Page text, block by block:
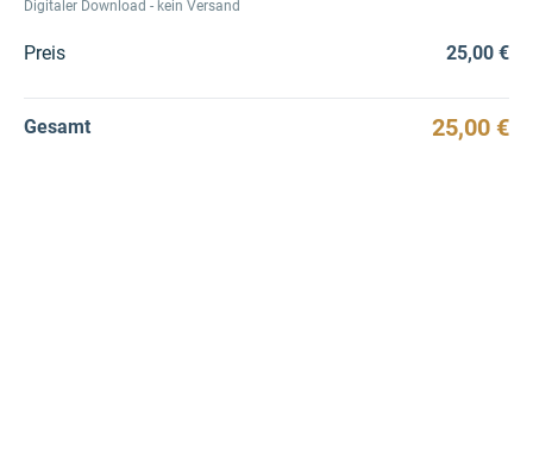
Digitaler Download - kein Versand
Preis 25,00 €
Gesamt 25,00 €